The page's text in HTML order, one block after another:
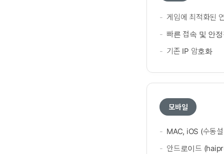
게임에 최적화된
빠른 접속 및 안
기존 IP 암호화
모바일
MAC, iOS (수동
안드로이드